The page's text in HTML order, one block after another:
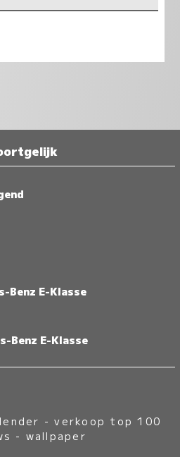
Benz E-Klasse
Benz E-Klasse
-verkoop top 100
- wallpaper